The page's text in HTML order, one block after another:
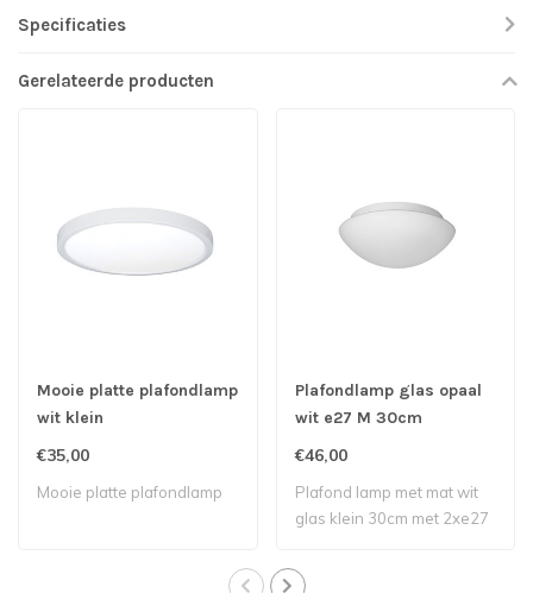
Specificaties
Gerelateerde producten
Mooie platte plafondlamp
wit klein
€35,00
Mooie platte plafondlamp
Plafondlamp glas opaal
wit e27 M 30cm
€46,00
Plafond lamp met mat wit
glas klein 30cm met 2xe27